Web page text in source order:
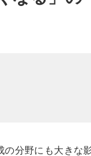
の分野にも大きな